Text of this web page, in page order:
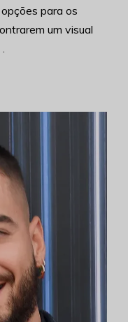
para os
um visual